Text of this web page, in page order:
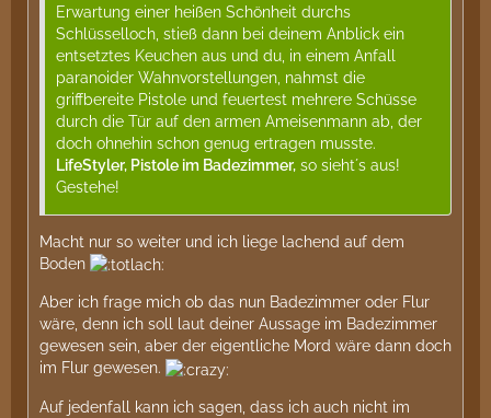
Erwartung einer heißen Schönheit durchs
Schlüsselloch, stieß dann bei deinem Anblick ein
entsetztes Keuchen aus und du, in einem Anfall
paranoider Wahnvorstellungen, nahmst die
griffbereite Pistole und feuertest mehrere Schüsse
durch die Tür auf den armen Ameisenmann ab, der
doch ohnehin schon genug ertragen musste.
LifeStyler, Pistole im Badezimmer, so sieht´s aus!
Gestehe!
Macht nur so weiter und ich liege lachend auf dem
Boden
Aber ich frage mich ob das nun Badezimmer oder Flur
wäre, denn ich soll laut deiner Aussage im Badezimmer
gewesen sein, aber der eigentliche Mord wäre dann doch
im Flur gewesen.
Auf jedenfall kann ich sagen, dass ich auch nicht im